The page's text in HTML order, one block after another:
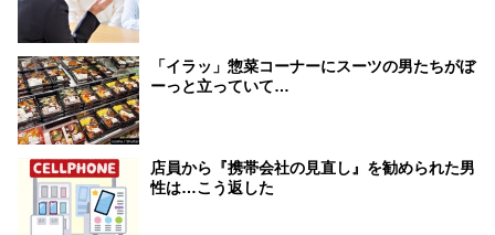
「イラッ」惣菜コーナーにスーツの男たちがぼ
ーっと立っていて…
店員から『携帯会社の見直し』を勧められた男
性は…こう返した